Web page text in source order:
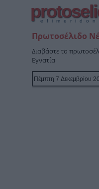
Πρωτοσέλιδο
Διαβάστε το
Εγνατία